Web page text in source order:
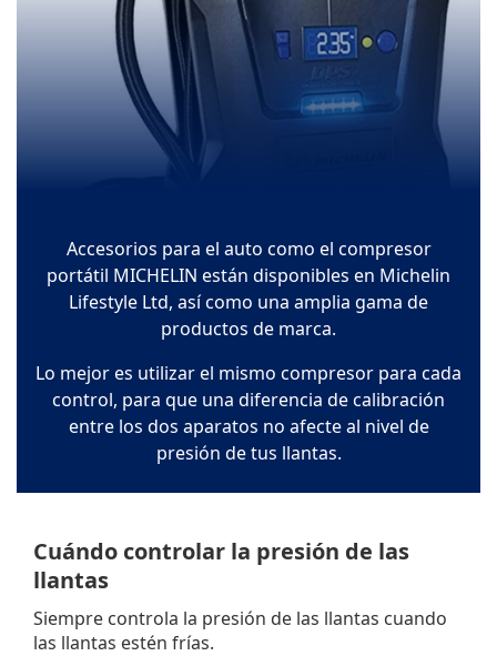
Accesorios para el auto como el compresor
portátil MICHELIN están disponibles en Michelin
Lifestyle Ltd, así como una amplia gama de
productos de marca.
Lo mejor es utilizar el mismo compresor para cada
control, para que una diferencia de calibración
entre los dos aparatos no afecte al nivel de
presión de tus llantas.
Cuándo controlar la presión de las
llantas
Siempre controla la presión de las llantas cuando
las llantas estén frías.